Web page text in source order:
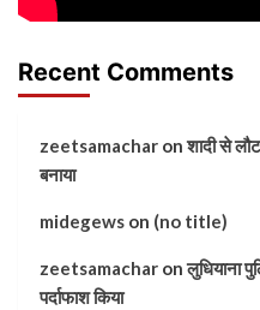
Recent Comments
zeetsamachar onशादी से
बनाया
midegews on (no title)
zeetsamachar onलुधियाना
पर्दाफाश किया